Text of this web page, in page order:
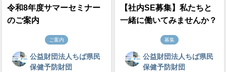
令和8年度サマーセミナー
のご案内
ご案内
公益財団法人ちば県民
保健予防財団
【社内SE募集】私たちと
一緒に働いてみませんか？
募集
公益財団法人ちば県民
保健予防財団